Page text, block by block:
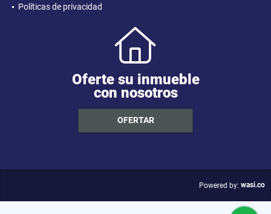
Políticas de privacidad
Oferte su inmueble
con nosotros
OFERTAR
Powered by: wasi.co